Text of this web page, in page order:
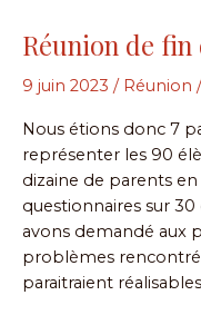
Réunion de fin
9 juin 2023 / Réunion
Nous étions donc 7
représenter les 90
dizaine de parents
questionnaires sur 30
avons demandé aux
problèmes
paraitraient
Réunion
fin
de
l’APECDA